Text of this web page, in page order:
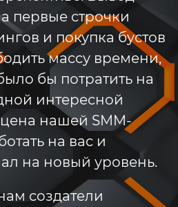
первые строчки
и покупка бустов
массу времени,
бы потратить на
интересной
цена нашей SMM-
на вас и
на новый уровень.
создатели